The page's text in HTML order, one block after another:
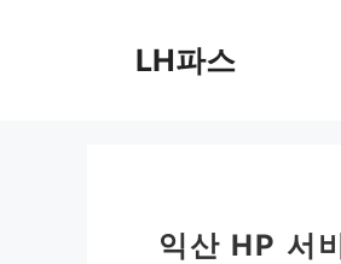
LH파스
익산 HP 서